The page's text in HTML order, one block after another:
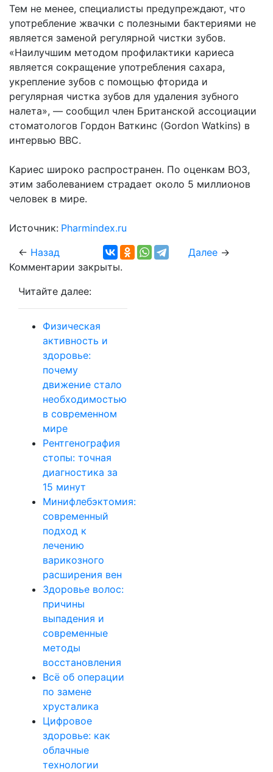
Тем не менее, специалисты предупреждают, что
употребление жвачки с полезными бактериями не
является заменой регулярной чистки зубов.
«Наилучшим методом профилактики кариеса
является сокращение употребления сахара,
укрепление зубов с помощью фторида и
регулярная чистка зубов для удаления зубного
налета», — сообщил член Британской ассоциации
стоматологов Гордон Ваткинс (Gordon Watkins) в
интервью BBC.
Кариес широко распространен. По оценкам ВОЗ,
этим заболеванием страдает около 5 миллионов
человек в мире.
Источник: Pharmindex.ru
← Назад Далее→
Комментарии закрыты.
Читайте далее:
Физическая
активность и
здоровье:
почему
движение стало
необходимостью
в современном
мире
Рентгенография
стопы: точная
диагностика за
15 минут
Минифлебэктомия:
современный
подход к
лечению
варикозного
расширения вен
Здоровье волос:
причины
выпадения и
современные
методы
восстановления
Всё об операции
по замене
хрусталика
Цифровое
здоровье: как
облачные
технологии